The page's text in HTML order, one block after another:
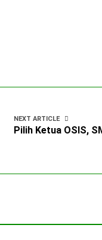
NEXT ARTICLE
Pilih Ketua OSIS,